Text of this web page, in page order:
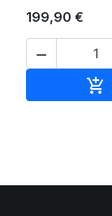
199,90 €

